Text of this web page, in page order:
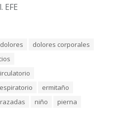
dolores
dolores corporales
ermitaño
niño
pierna